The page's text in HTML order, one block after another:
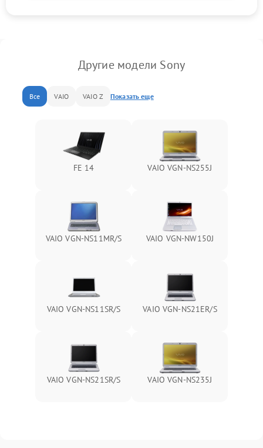
Другие модели Sony
Все VAIO VAIO Z Показать еще
FE 14 VAIO VGN-NS255J
VAIO VGN-NS11MR/S VAIO VGN-NW150J
VAIO VGN-NS11SR/S VAIO VGN-NS21ER/S
VAIO VGN-NS21SR/S VAIO VGN-NS235J